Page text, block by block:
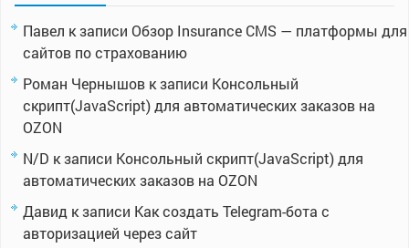
Павел к записи Обзор Insurance CMS — платформы для
сайтов по страхованию
Роман Чернышов к записи Консольный
скрипт(JavaScript) для автоматических заказов на
OZON
N/D к записи Консольный скрипт(JavaScript) для
автоматических заказов на OZON
Давид к записи Как создать Telegram-бота с
авторизацией через сайт